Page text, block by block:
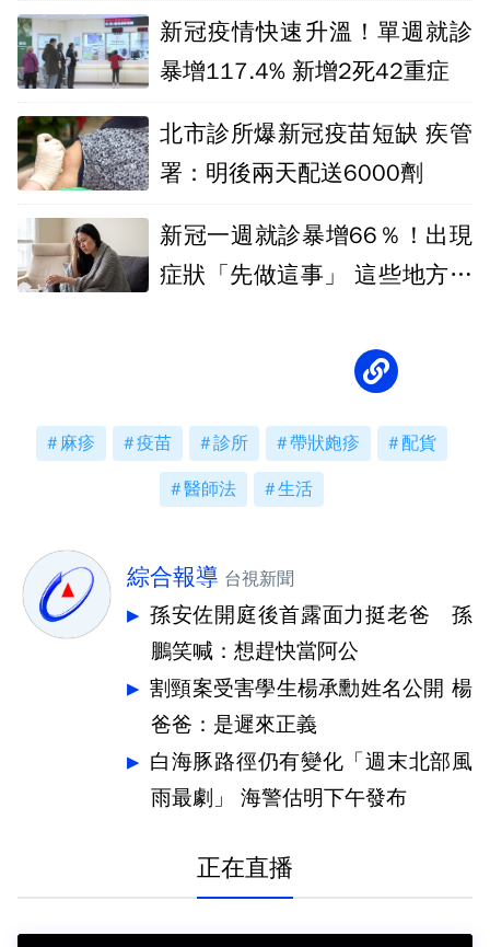
新冠疫情快速升溫！單週就診
暴增117.4% 新增2死42重症
北市診所爆新冠疫苗短缺 疾管
署：明後兩天配送6000劑
新冠一週就診暴增66％！出現
症狀「先做這事」 這些地方建
麻疹 疫苗 診所 帶狀皰疹 配貨
醫師法 生活
綜合報導 台視新聞
孫安佐開庭後首露面力挺老爸 孫
鵬笑喊：想趕快當阿公
割頸案受害學生楊承勳姓名公開 楊
爸爸：是遲來正義
白海豚路徑仍有變化「週末北部風
雨最劇」 海警估明下午發布
正在直播